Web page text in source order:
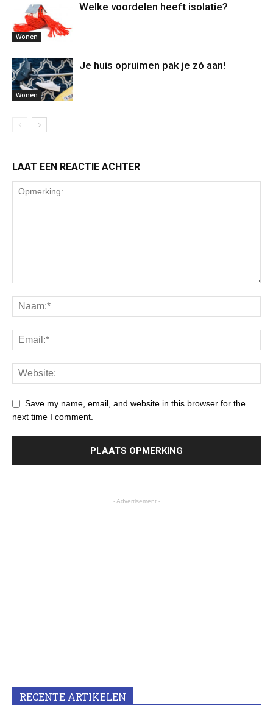
Wonen
Welke voordelen heeft isolatie?
Wonen
Je huis opruimen pak je zó aan!
LAAT EEN REACTIE ACHTER
Save my name, email, and website in this browser for the
next time I comment.
- Advertisement -
RECENTE ARTIKELEN